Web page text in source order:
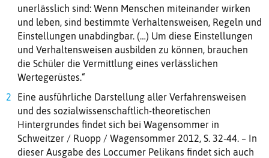
unerlässlich sind: Wenn Menschen miteinander wirken
und leben, sind bestimmte Verhaltensweisen, Regeln und
Einstellungen unabdingbar. (…) Um diese Einstellungen
und Verhaltensweisen ausbilden zu können, brauchen
die Schüler die Vermittlung eines verlässlichen
Wertegerüstes.“
Eine ausführliche Darstellung aller Verfahrensweisen
und des sozialwissenschaftlich-theoretischen
Hintergrundes findet sich bei Wagensommer in
Schweitzer / Ruopp / Wagensommer 2012, S. 32-44. – In
dieser Ausgabe des Loccumer Pelikans findet sich auch